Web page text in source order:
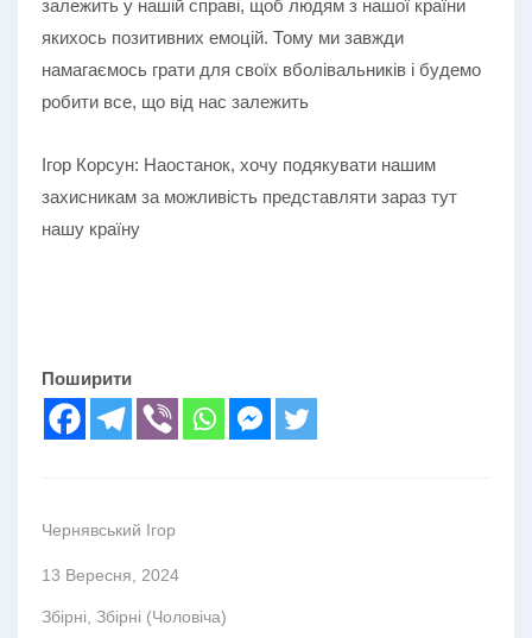
залежить у нашій справі, щоб людям з нашої країни
якихось позитивних емоцій. Тому ми завжди
намагаємось грати для своїх вболівальників і будемо
робити все, що від нас залежить
Ігор Корсун: Наостанок, хочу подякувати нашим
захисникам за можливість представляти зараз тут
нашу країну
Поширити
Чернявський Ігор
13 Вересня, 2024
Збірні Збірні (Чоловіча)